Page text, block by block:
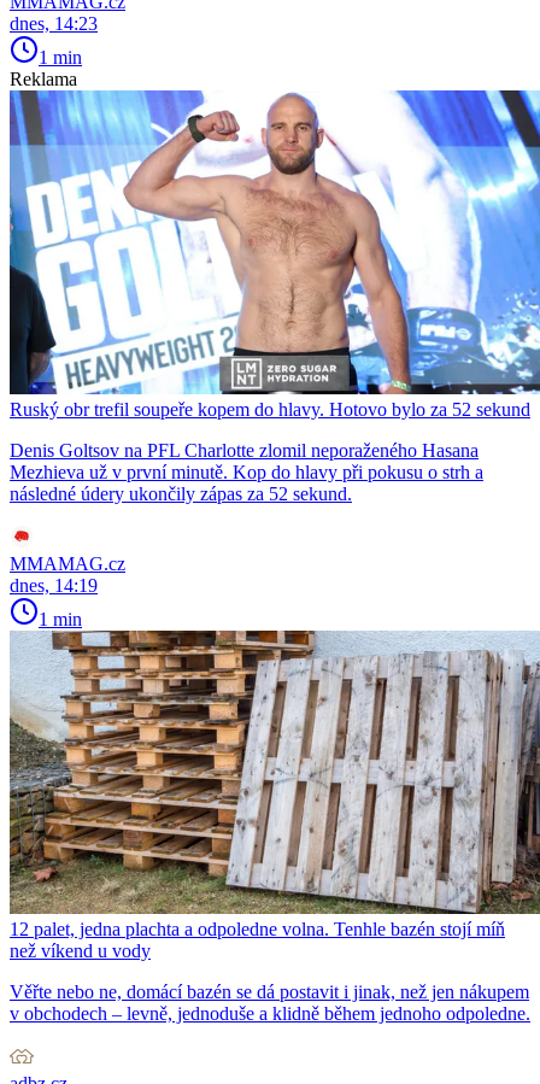
dnes, 14:23
1 min
Reklama
Ruský obr trefil soupeře kopem do hlavy. Hotovo bylo za 52 sekund
Denis Goltsov na PFL Charlotte zlomil neporaženého Hasana
Mezhieva už v první minutě. Kop do hlavy při pokusu o strh a
následné údery ukončily zápas za 52 sekund.
MMAMAG.cz
dnes, 14:19
1 min
12 palet, jedna plachta a odpoledne volna. Tenhle bazén stojí míň
než víkend u vody
Věřte nebo ne, domácí bazén se dá postavit i jinak, než jen nákupem
v obchodech – levně, jednoduše a klidně během jednoho odpoledne.